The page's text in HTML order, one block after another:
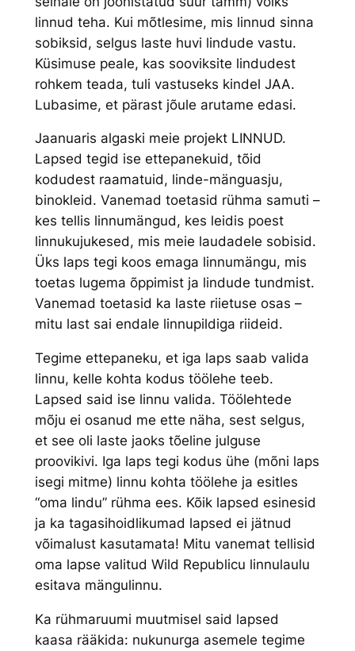
linnud teha. Kui mõtlesime, mis linnud sinna
sobiksid, selgus laste huvi lindude vastu.
Küsimuse peale, kas sooviksite lindudest
rohkem teada, tuli vastuseks kindel JAA.
Lubasime, et pärast jõule arutame edasi.
Jaanuaris algaski meie projekt LINNUD.
Lapsed tegid ise ettepanekuid, tõid
kodudest raamatuid, linde-mänguasju,
binokleid. Vanemad toetasid rühma samuti –
kes tellis linnumängud, kes leidis poest
linnukujukesed, mis meie laudadele sobisid.
Üks laps tegi koos emaga linnumängu, mis
toetas lugema õppimist ja lindude tundmist.
Vanemad toetasid ka laste riietuse osas –
mitu last sai endale linnupildiga riideid.
Tegime ettepaneku, et iga laps saab valida
linnu, kelle kohta kodus töölehe teeb.
Lapsed said ise linnu valida. Töölehtede
mõju ei osanud me ette näha, sest selgus,
et see oli laste jaoks tõeline julguse
proovikivi. Iga laps tegi kodus ühe (mõni laps
isegi mitme) linnu kohta töölehe ja esitles
“oma lindu” rühma ees. Kõik lapsed esinesid
ja ka tagasihoidlikumad lapsed ei jätnud
võimalust kasutamata! Mitu vanemat tellisid
oma lapse valitud Wild Republicu linnulaulu
esitava mängulinnu.
Ka rühmaruumi muutmisel said lapsed
kaasa rääkida: nukunurga asemele tegime